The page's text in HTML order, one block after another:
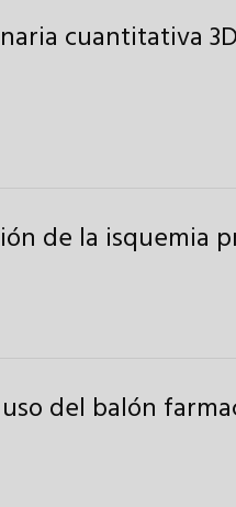
cuantitativa
de la isquemia
del balón